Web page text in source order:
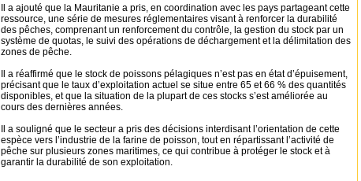
Il a ajouté que la Mauritanie a pris, en coordination avec les pays partageant cette
ressource, une série de mesures réglementaires visant à renforcer la durabilité
des pêches, comprenant un renforcement du contrôle, la gestion du stock par un
système de quotas, le suivi des opérations de déchargement et la délimitation des
zones de pêche.
Il a réaffirmé que le stock de poissons pélagiques n’est pas en état d’épuisement,
précisant que le taux d’exploitation actuel se situe entre 65 et 66 % des quantités
disponibles, et que la situation de la plupart de ces stocks s’est améliorée au
cours des dernières années.
Il a souligné que le secteur a pris des décisions interdisant l’orientation de cette
espèce vers l’industrie de la farine de poisson, tout en répartissant l’activité de
pêche sur plusieurs zones maritimes, ce qui contribue à protéger le stock et à
garantir la durabilité de son exploitation.